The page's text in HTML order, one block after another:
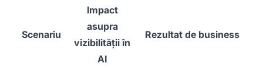
Scenariu
Impact
asupra
vizibilității în
AI
Rezultat de business